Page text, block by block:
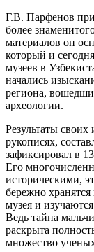
Г.В. Парфенов
более
материалов он
который и
музеев в
начались
региона,
археологии.
Результаты
рукописях,
зафиксировал в
Его
историческими,
бережно хранятся
музея и
Ведь тайна
раскрыта
множество